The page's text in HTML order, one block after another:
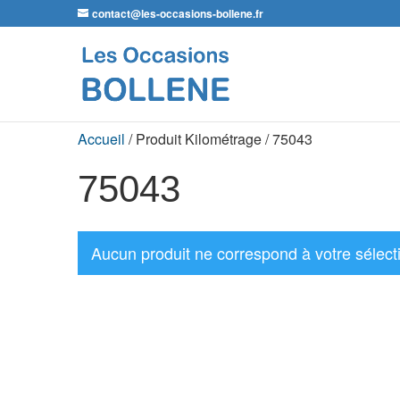
contact@les-occasions-bollene.fr
Accueil / Produit Kilométrage / 75043
75043
Aucun produit ne correspond à votre